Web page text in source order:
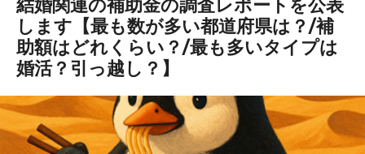
結婚関連の補助金の調査レポートを公表
します【最も数が多い都道府県は？/補
助額はどれくらい？/最も多いタイプは
婚活？引っ越し？】